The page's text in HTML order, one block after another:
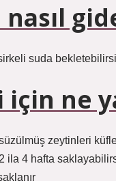
suda
ne
zeytinleri
ila 4 hafta